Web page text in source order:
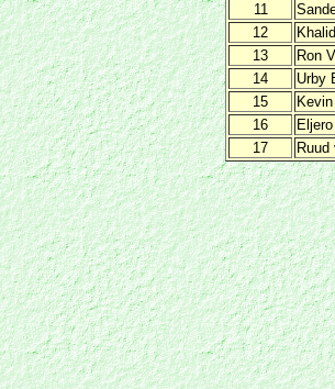
11
12
13
Ron
14
Urby
15
16
17